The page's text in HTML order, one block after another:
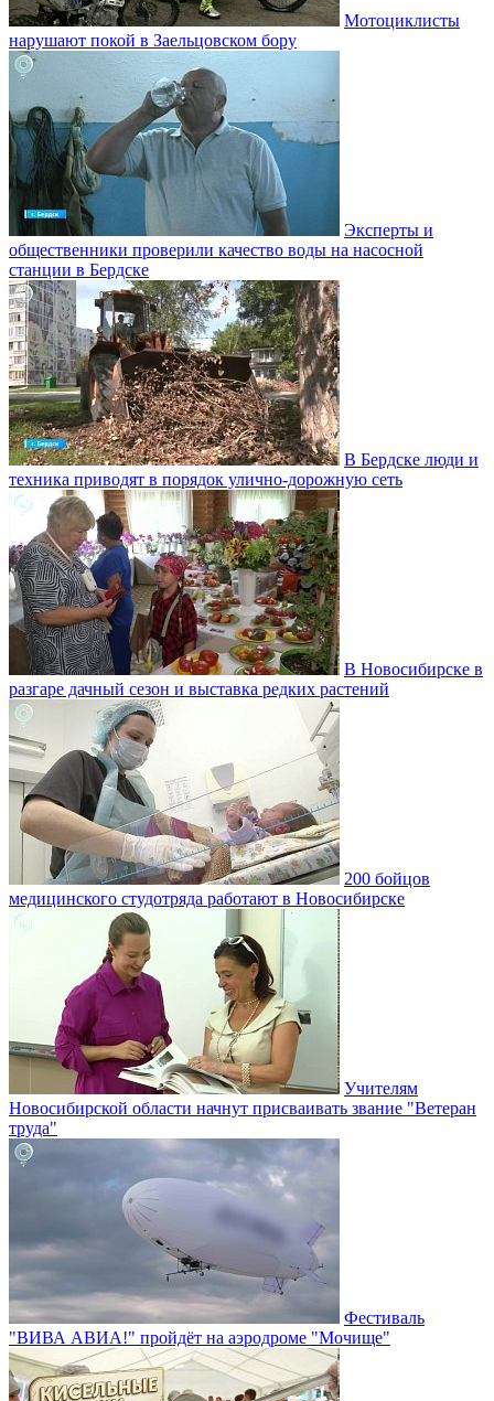
Мотоциклисты
нарушают покой в Заельцовском бору
Эксперты и
общественники проверили качество воды на насосной
станции в Бердске
В Бердске люди и
техника приводят в порядок улично‑дорожную сеть
В Новосибирске в
разгаре дачный сезон и выставка редких растений
200 бойцов
медицинского студотряда работают в Новосибирске
Учителям
Новосибирской области начнут присваивать звание "Ветеран
труда"
Фестиваль
"ВИВА АВИА!" пройдёт на аэродроме "Мочище"